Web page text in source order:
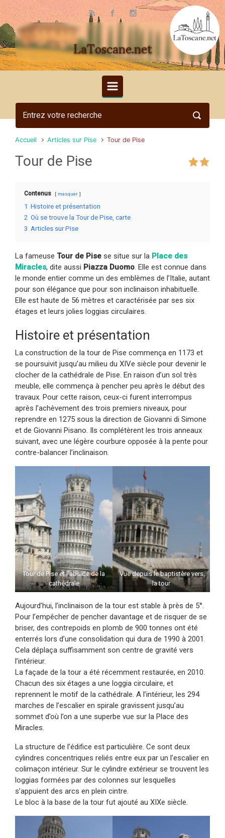
Skip to main content
LaToscane.net
Accueil Articles sur Pise Tour de Pise
Tour de Pise
Contenus masquer
1 Histoire et présentation
2 Où se trouve la Tour de Pise, carte
3 Articles sur Pise
La fameuse Tour de Pise se situe sur la Place des
Miracles, dite aussi Piazza Duomo. Elle est connue dans
le monde entier comme un des emblèmes de l’Italie, autant
pour son élégance que pour son inclinaison inhabituelle.
Elle est haute de 56 mètres et caractérisée par ses six
étages et leurs jolies loggias circulaires.
Histoire et présentation
La construction de la tour de Pise commença en 1173 et
se poursuivit jusqu’au milieu du XIVe siècle pour devenir le
clocher de la cathédrale de Pise. En raison d’un sol très
meuble, elle commença à pencher peu après le début des
travaux. Pour cette raison, ceux-ci furent interrompus
après l’achèvement des trois premiers niveaux, pour
reprendre en 1275 sous la direction de Giovanni di Simone
et de Giovanni Pisano. Ils complétèrent les trois anneaux
suivant, avec une légère courbure opposée à la pente pour
contre-balancer l’inclinaison.
Tour de Pise et l’abside de la
cathédrale
Vue depuis le baptistère vers
la tour
Aujourd’hui, l’inclinaison de la tour est stable à près de 5°.
Pour l’empêcher de pencher davantage et de risquer de se
briser, des contrepoids en plomb de 900 tonnes ont été
enterrés lors d’une consolidation qui dura de 1990 à 2001.
Cela déplaça suffisamment son centre de gravité vers
l’intérieur.
La façade de la tour a été récemment restaurée, en 2010.
Chacun des six étages a une loggia circulaire, et
reprennent le motif de la cathédrale. A l’intérieur, les 294
marches de l’escalier en spirale gravissent jusqu’au
sommet d’où l’on a une superbe vue sur la Place des
Miracles.
La structure de l’édifice est particulière. Ce sont deux
cylindres concentriques reliés entre eux par un l’escalier en
colimaçon intérieur. Sur le cylindre extérieur se trouvent les
loggias formées par des colonnes sur lesquelles
s’appuient des arcs en plein cintre.
Le bloc à la base de la tour fut ajouté au XIXe siècle.